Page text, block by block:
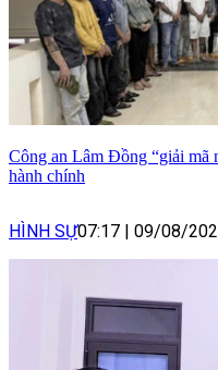
Công an Lâm Đồng “giải mã
hành chính
HÌNH SỰ07:17 09/08/